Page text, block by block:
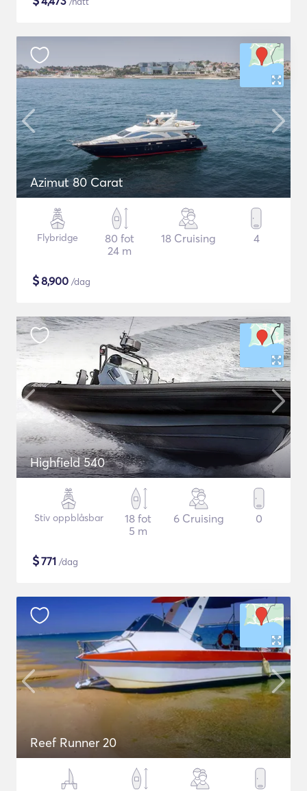
Azimut 80 Carat
Flybridge
80 fot
24 m
18 Cruising 4
$8,900 /dag
Highfield 540
Stiv oppblåsbar
18 fot
5 m
6 Cruising 0
$771 /dag
Reef Runner 20